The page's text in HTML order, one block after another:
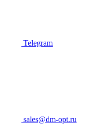
Telegram
sales@dm-opt.ru